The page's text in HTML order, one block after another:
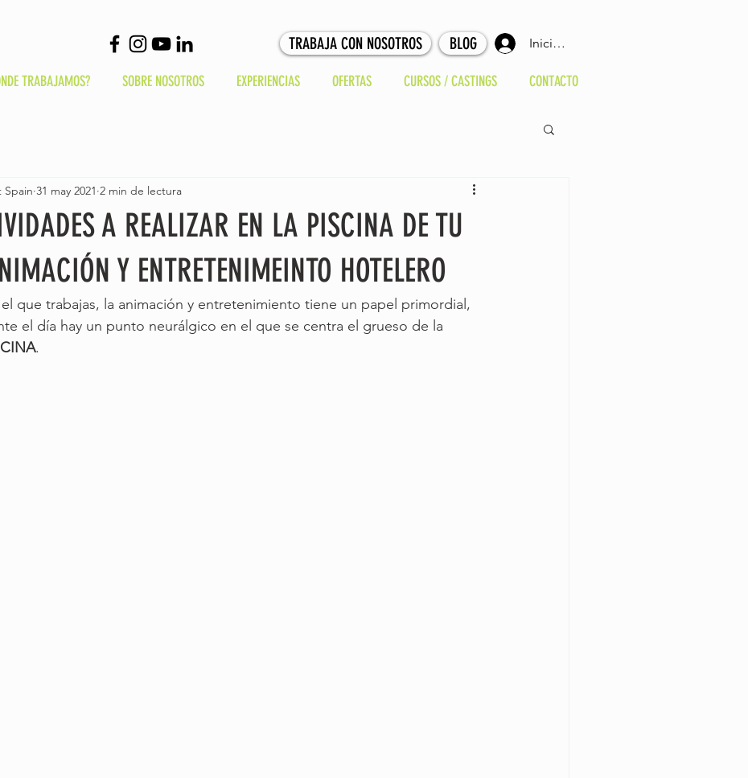
TRABAJA CON NOSOTROS BLOG
TRABAJAMOS? SOBRE NOSOTROS EXPERIENCIAS OFERTAS CURSOS / CASTINGS CONTACTO
Iniciar sesión
A REALIZAR EN LA PISCINA DE TU
Y ENTRETENIMEINTO HOTELERO
Spain 31 may 2021 2 min de lectura
que trabajas, la animación y entretenimiento tiene un papel primordial,
el día hay un punto neurálgico en el que se centra el grueso de la
.